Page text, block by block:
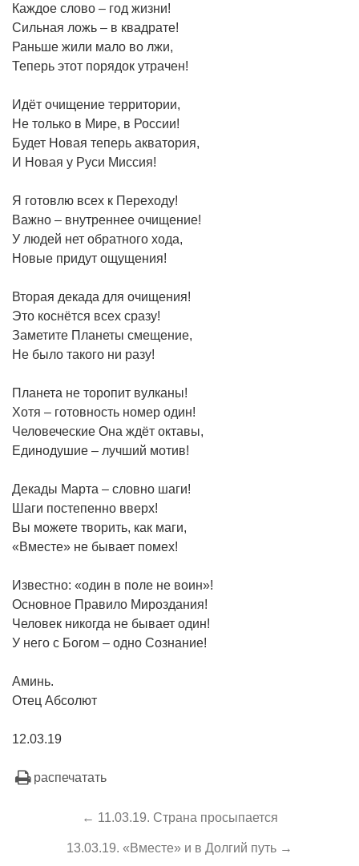
Каждое слово – год жизни!
Сильная ложь – в квадрате!
Раньше жили мало во лжи,
Теперь этот порядок утрачен!
Идёт очищение территории,
Не только в Мире, в России!
Будет Новая теперь акватория,
И Новая у Руси Миссия!
Я готовлю всех к Переходу!
Важно – внутреннее очищение!
У людей нет обратного хода,
Новые придут ощущения!
Вторая декада для очищения!
Это коснётся всех сразу!
Заметите Планеты смещение,
Не было такого ни разу!
Планета не торопит вулканы!
Хотя – готовность номер один!
Человеческие Она ждёт октавы,
Единодушие – лучший мотив!
Декады Марта – словно шаги!
Шаги постепенно вверх!
Вы можете творить, как маги,
«Вместе» не бывает помех!
Известно: «один в поле не воин»!
Основное Правило Мироздания!
Человек никогда не бывает один!
У него с Богом – одно Сознание!
Аминь.
Отец Абсолют
12.03.19
распечатать
← 11.03.19. Страна просыпается
13.03.19. «Вместе» и в Долгий путь →